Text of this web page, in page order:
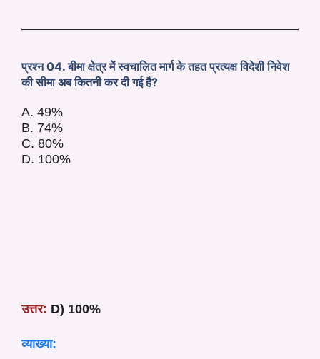
प्रश्न 04. बीमा क्षेत्र में स्वचालित मार्ग के तहत प्रत्यक्ष विदेशी निवेश
की सीमा अब कितनी कर दी गई है?
A. 49%
B. 74%
C. 80%
D. 100%
उत्तर: D) 100%
व्याख्या: